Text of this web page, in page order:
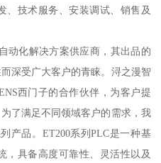
、技术服务、安装调试、销售及
解决方案供应商，其出品的
深受广大客户的青睐。浔之漫智
西门子的合作伙伴，为客户提
了满足不同领域客户的需求，我
产品。ET200系列PLC是一种基
，具备高度可靠性、灵活性以及